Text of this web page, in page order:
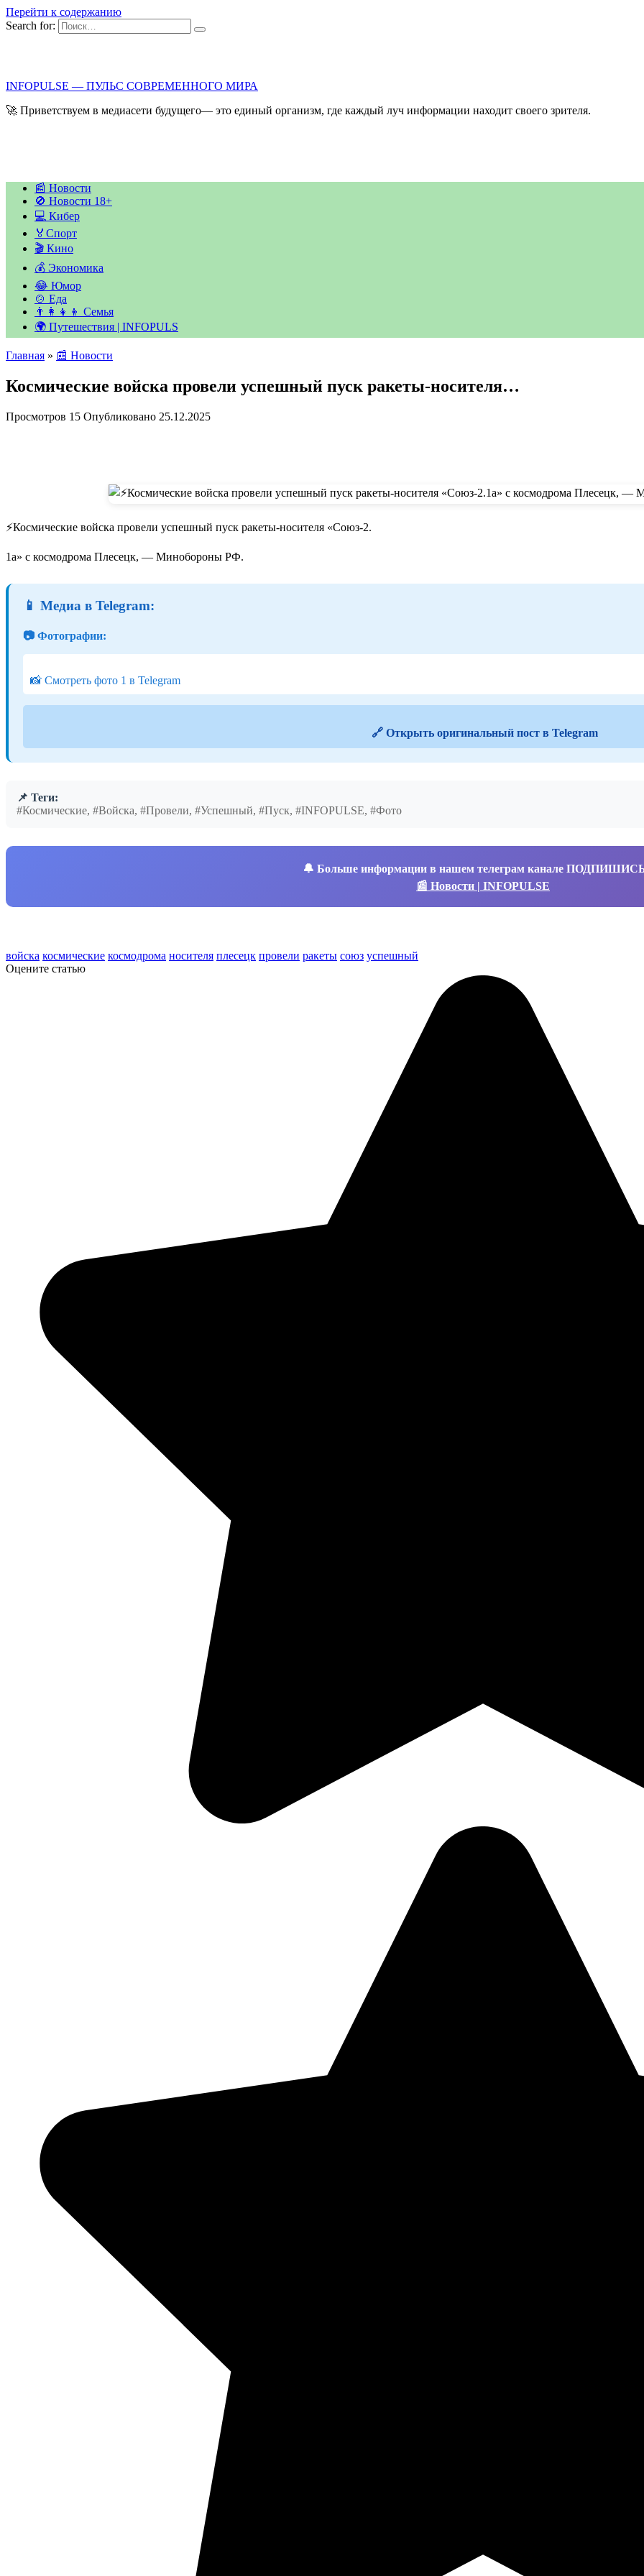
Перейти к содержанию
Search for:
INFOPULSE — ПУЛЬС СОВРЕМЕННОГО МИРА
🚀 Приветствуем в медиасети будущего— это единый организм, где каждый луч информации находит своего зрителя.
📰 Новости
🚫 Новости 18+
💻 Кибер
🏅Спорт
🎬 Кино
💰 Экономика
😂 Юмор
🍲 Еда
👨‍👩‍👧‍👦 Семья
🌍 Путешествия | INFOPULS
Главная » 📰 Новости
Космические войска провели успешный пуск ракеты-носителя…
Просмотров 15 Опубликовано 25.12.2025
⚡️Космические войска провели успешный пуск ракеты-носителя «Союз-2.
1а» с космодрома Плесецк, — Минобороны РФ.
📱 Медиа в Telegram:
📷 Фотографии:
📸 Смотреть фото 1 в Telegram
🔗 Открыть оригинальный пост в Telegram
📌 Теги:
#Космические, #Войска, #Провели, #Успешный, #Пуск, #INFOPULSE, #Фото
🔔 Больше информации в нашем телеграм канале
📰 Новости | INFOPULSE
войска космические космодрома носителя плесецк провели ракеты союз успешный
Оцените статью